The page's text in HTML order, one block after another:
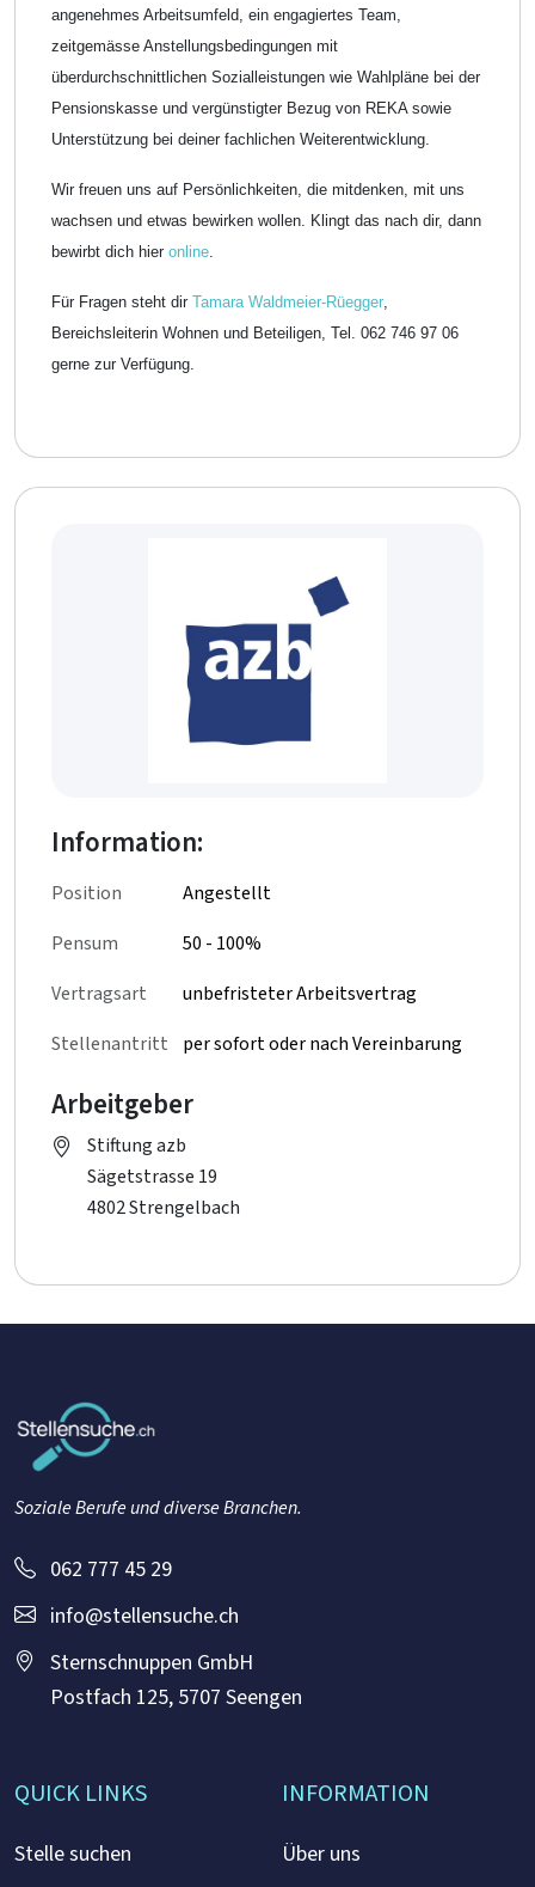
angenehmes Arbeitsumfeld, ein engagiertes Team,
zeitgemässe Anstellungsbedingungen mit
überdurchschnittlichen Sozialleistungen wie Wahlpläne bei der
Pensionskasse und vergünstigter Bezug von REKA sowie
Unterstützung bei deiner fachlichen Weiterentwicklung.
Wir freuen uns auf Persönlichkeiten, die mitdenken, mit uns
wachsen und etwas bewirken wollen. Klingt das nach dir, dann
bewirbt dich hier online
Für Fragen steht dir Tamara Waldmeier-Rüegger
Bereichsleiterin Wohnen und Beteiligen, Tel. 062 746 97 06
gerne zur Verfügung.
Information:
Position
Angestellt
Pensum
50 - 100%
Vertragsart
unbefristeter Arbeitsvertrag
Stellenantritt
per sofort oder nach Vereinbarung
Arbeitgeber
Stiftung azb
Sägetstrasse 19
4802 Strengelbach
Soziale Berufe und diverse Branchen.
062 777 45 29
info@stellensuche.ch
Sternschnuppen GmbH
Postfach 125, 5707 Seengen
QUICK LINKS
Stelle suchen
INFORMATION
Über uns